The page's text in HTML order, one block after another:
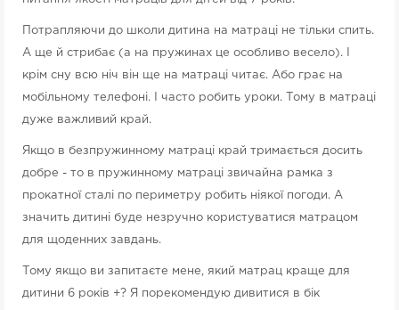
Потрапляючи до школи дитина на матраці не тільки спить.
А ще й стрибає (а на пружинах це особливо весело). І
крім сну всю ніч він ще на матраці читає. Або грає на
мобільному телефоні. І часто робить уроки. Тому в матраці
дуже важливий край.
Якщо в безпружинному матраці край тримається досить
добре - то в пружинному матраці звичайна рамка з
прокатної сталі по периметру робить ніякої погоди. А
значить дитині буде незручно користуватися матрацом
для щоденних завдань.
Тому якщо ви запитаєте мене, який матрац краще для
дитини 6 років +? Я порекомендую дивитися в бік